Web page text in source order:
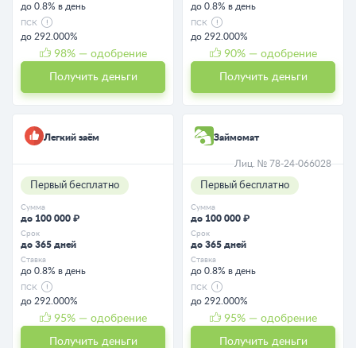
до 0.8% в день
ПСК
до 292.000%
98% — одобрение
Получить деньги
до 0.8% в день
ПСК
до 292.000%
90% — одобрение
Получить деньги
Легкий заём
Первый бесплатно
Сумма
до 100 000 ₽
Срок
до 365 дней
Ставка
до 0.8% в день
ПСК
до 292.000%
95% — одобрение
Получить деньги
Займомат
Лиц. № 78-24-066028
Первый бесплатно
Сумма
до 100 000 ₽
Срок
до 365 дней
Ставка
до 0.8% в день
ПСК
до 292.000%
95% — одобрение
Получить деньги